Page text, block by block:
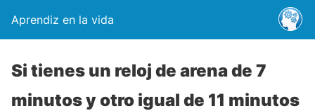
Aprendiz en la vida
Si tienes un reloj de arena de 7
minutos y otro igual de 11 minutos